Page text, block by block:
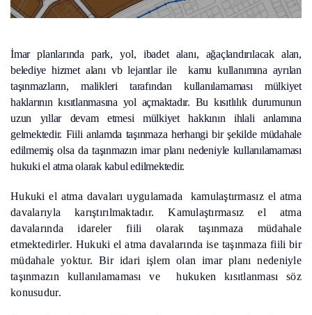
İmar planlarında park, yol, ibadet alanı, ağaçlandırılacak alan,
belediye hizmet alanı vb lejantlar ile kamu kullanımına ayrılan
taşınmazların, malikleri tarafından kullanılamaması mülkiyet
haklarının kısıtlanmasına yol açmaktadır. Bu kısıtlılık durumunun
uzun yıllar devam etmesi mülkiyet hakkının ihlali anlamına
gelmektedir. Fiili anlamda taşınmaza herhangi bir şekilde müdahale
edilmemiş olsa da taşınmazın imar planı nedeniyle kullanılamaması
hukuki el atma olarak kabul edilmektedir.
Hukuki el atma davaları uygulamada kamulaştırmasız el atma
davalarıyla karıştırılmaktadır. Kamulaştırmasız el atma
davalarında idareler fiili olarak taşınmaza müdahale
etmektedirler. Hukuki el atma davalarında ise taşınmaza fiili bir
müdahale yoktur. Bir idari işlem olan imar planı nedeniyle
taşınmazın kullanılamaması ve hukuken kısıtlanması söz
konusudur.